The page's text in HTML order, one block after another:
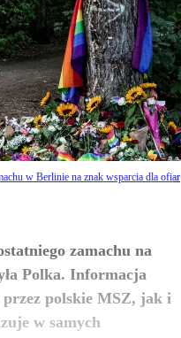
w Berlinie na znak wsparcia dla ofiar
zamachu na
Polka. Informacja
przez polskie MSZ, jak i
w samych